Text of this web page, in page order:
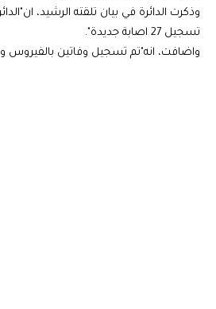
تسجيل 27 اصابة جديدة".
واضافت، انه"تم تسجيل وفاتين بالفيروس و37 حالة شفاء".